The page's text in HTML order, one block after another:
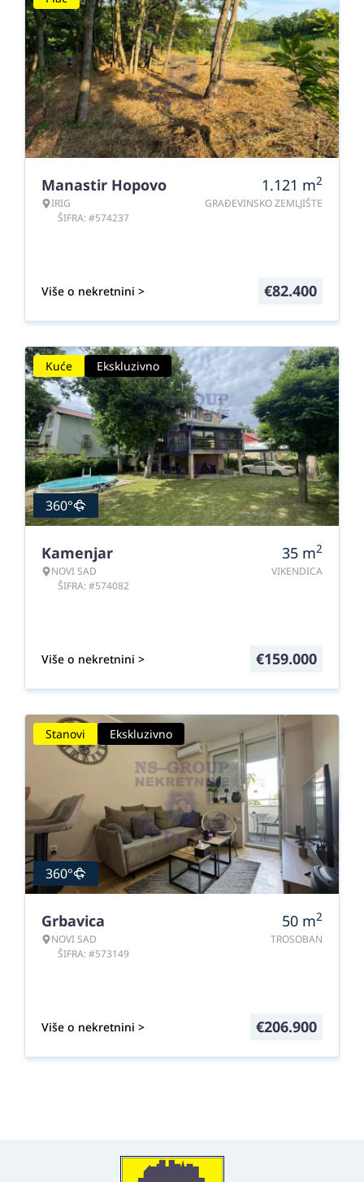
Manastir Hopovo
IRIG
ŠIFRA: #574237
1.121 m2
GRAĐEVINSKO ZEMLJIŠTE
Više o nekretnini > €82.400
Kuće Ekskluzivno
360°
Kamenjar
NOVI SAD
ŠIFRA: #574082
35 m2
VIKENDICA
Više o nekretnini > €159.000
Stanovi Ekskluzivno
360°
Grbavica
NOVI SAD
ŠIFRA: #573149
50 m2
TROSOBAN
Više o nekretnini > €206.900